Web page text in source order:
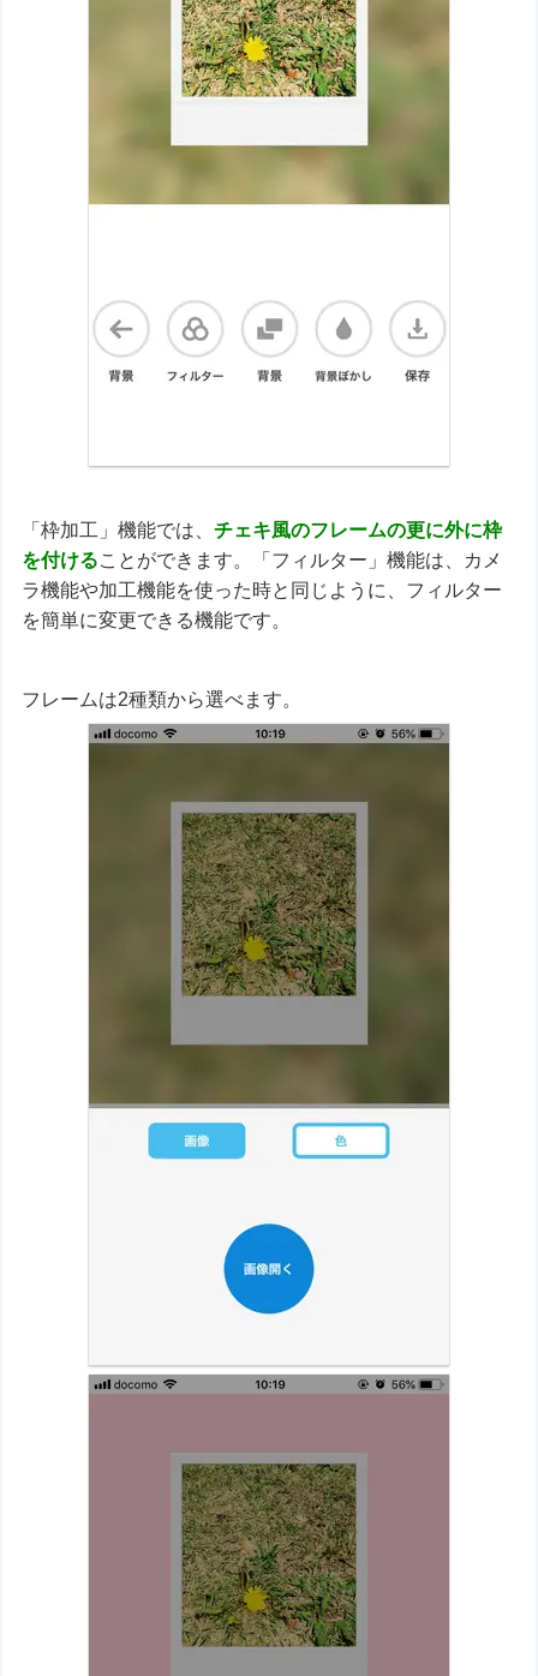
「枠加工」機能では、チェキ風のフレームの更に外に枠
を付けることができます。「フィルター」機能は、カメ
ラ機能や加工機能を使った時と同じように、フィルター
を簡単に変更できる機能です。
フレームは2種類から選べます。